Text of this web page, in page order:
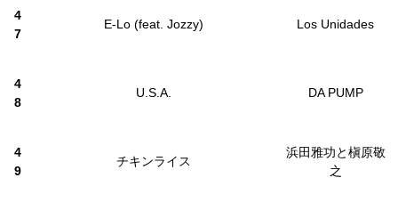
4
7
E-Lo (feat. Jozzy) Los Unidades
4
8
U.S.A. DA PUMP
4
9
チキンライス
浜田雅功と槇原敬
之